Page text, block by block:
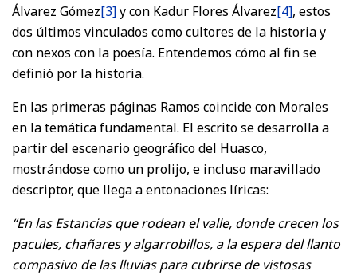
Álvarez Gómez[3]y con Kadur Flores Álvarez[4], estos
dos últimos vinculados como cultores de la historia y
con nexos con la poesía. Entendemos cómo al fin se
definió por la historia.
En las primeras páginas Ramos coincide con Morales
en la temática fundamental. El escrito se desarrolla a
partir del escenario geográfico del Huasco,
mostrándose como un prolijo, e incluso maravillado
descriptor, que llega a entonaciones líricas:
“En las Estancias que rodean el valle, donde crecen los
pacules, chañares y algarrobillos, a la espera del llanto
compasivo de las lluvias para cubrirse de vistosas